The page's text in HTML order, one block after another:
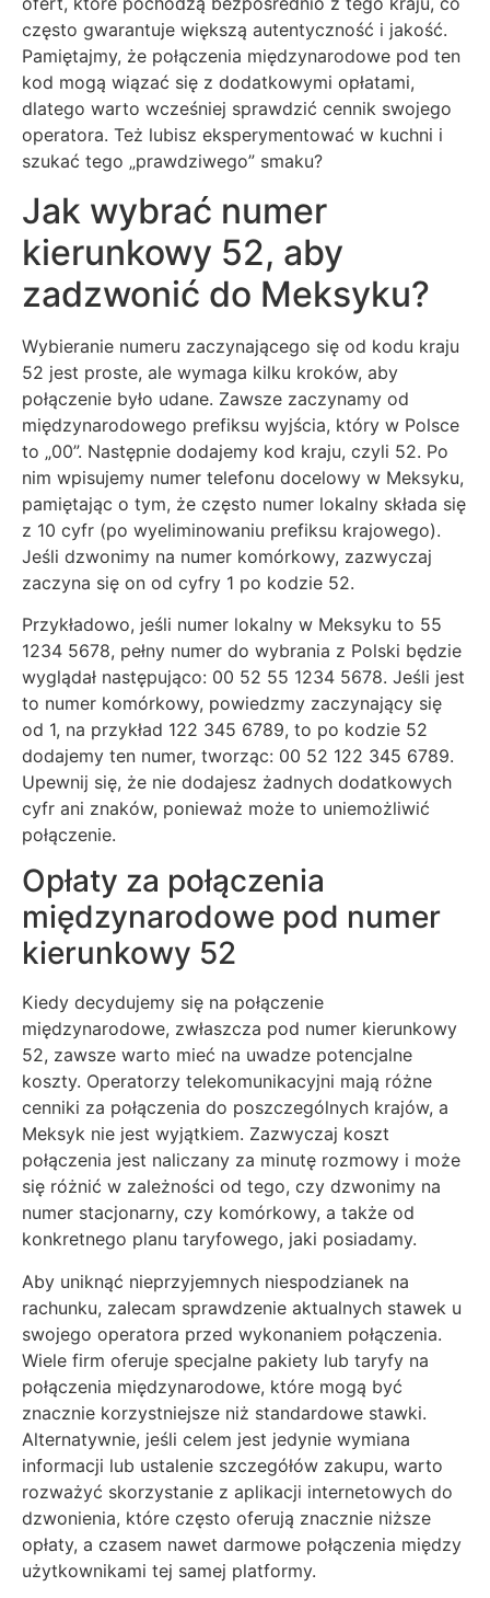
często gwarantuje większą autentyczność i jakość.
Pamiętajmy, że połączenia międzynarodowe pod ten
kod mogą wiązać się z dodatkowymi opłatami,
dlatego warto wcześniej sprawdzić cennik swojego
operatora. Też lubisz eksperymentować w kuchni i
szukać tego „prawdziwego” smaku?
Jak wybrać numer
kierunkowy 52, aby
zadzwonić do Meksyku?
Wybieranie numeru zaczynającego się od kodu kraju
52 jest proste, ale wymaga kilku kroków, aby
połączenie było udane. Zawsze zaczynamy od
międzynarodowego prefiksu wyjścia, który w Polsce
to „00”. Następnie dodajemy kod kraju, czyli 52. Po
nim wpisujemy numer telefonu docelowy w Meksyku,
pamiętając o tym, że często numer lokalny składa się
z 10 cyfr (po wyeliminowaniu prefiksu krajowego).
Jeśli dzwonimy na numer komórkowy, zazwyczaj
zaczyna się on od cyfry 1 po kodzie 52.
Przykładowo, jeśli numer lokalny w Meksyku to 55
1234 5678, pełny numer do wybrania z Polski będzie
wyglądał następująco: 00 52 55 1234 5678. Jeśli jest
to numer komórkowy, powiedzmy zaczynający się
od 1, na przykład 122 345 6789, to po kodzie 52
dodajemy ten numer, tworząc: 00 52 122 345 6789.
Upewnij się, że nie dodajesz żadnych dodatkowych
cyfr ani znaków, ponieważ może to uniemożliwić
połączenie.
Opłaty za połączenia
międzynarodowe pod numer
kierunkowy 52
Kiedy decydujemy się na połączenie
międzynarodowe, zwłaszcza pod numer kierunkowy
52, zawsze warto mieć na uwadze potencjalne
koszty. Operatorzy telekomunikacyjni mają różne
cenniki za połączenia do poszczególnych krajów, a
Meksyk nie jest wyjątkiem. Zazwyczaj koszt
połączenia jest naliczany za minutę rozmowy i może
się różnić w zależności od tego, czy dzwonimy na
numer stacjonarny, czy komórkowy, a także od
konkretnego planu taryfowego, jaki posiadamy.
Aby uniknąć nieprzyjemnych niespodzianek na
rachunku, zalecam sprawdzenie aktualnych stawek u
swojego operatora przed wykonaniem połączenia.
Wiele firm oferuje specjalne pakiety lub taryfy na
połączenia międzynarodowe, które mogą być
znacznie korzystniejsze niż standardowe stawki.
Alternatywnie, jeśli celem jest jedynie wymiana
informacji lub ustalenie szczegółów zakupu, warto
rozważyć skorzystanie z aplikacji internetowych do
dzwonienia, które często oferują znacznie niższe
opłaty, a czasem nawet darmowe połączenia między
użytkownikami tej samej platformy.